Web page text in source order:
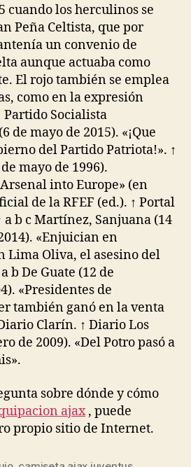
cuando los herculinos se
Peña Celtista, que por
un convenio de
aunque actuaba como
El rojo también se emplea
como en la expresión
Partido Socialista
de mayo de 2015). «¡Que
del Partido Patriota!». ↑
mayo de 1996).
into Europe» (en
de la RFEF (ed.). ↑ Portal
a b c Martínez, Sanjuana (14
«Enjuician en
Lima Oliva, el asesino del
b De Guate (12 de
«Presidentes de
también ganó en la venta
Clarín. ↑ Diario Los
de 2009). «Del Potro pasó a
sobre dónde y cómo
ajax, puede
propio sitio de Internet.